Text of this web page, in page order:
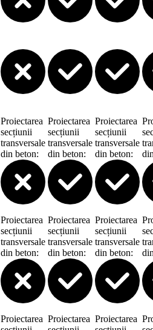
Proiectarea
secțiunii
transversale
din beton:
Proiectarea
secțiunii
transversale
din beton:
Proiectarea
secțiunii
transversale
din beton:
Proiectarea
secțiunii
transversale
din beton:
Proiectarea
secțiunii
transversale
din beton:
Proiectarea
secțiunii
transversale
din beton:
Proiectarea Proiectarea Proiectarea